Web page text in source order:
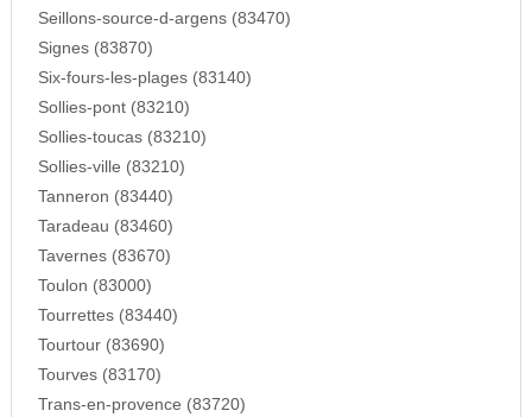
Seillons-source-d-argens (83470)
Signes (83870)
Six-fours-les-plages (83140)
Sollies-pont (83210)
Sollies-toucas (83210)
Sollies-ville (83210)
Tanneron (83440)
Taradeau (83460)
Tavernes (83670)
Toulon (83000)
Tourrettes (83440)
Tourtour (83690)
Tourves (83170)
Trans-en-provence (83720)